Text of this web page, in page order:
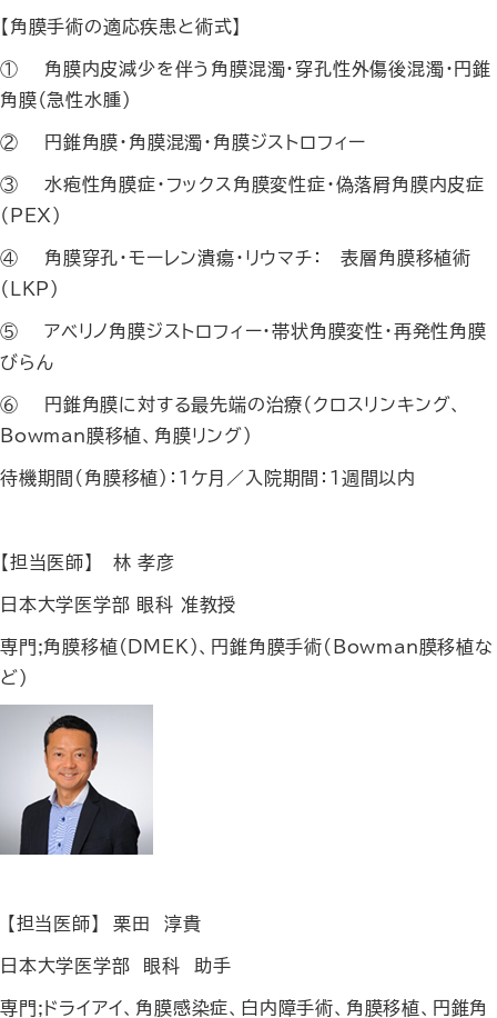
【角膜手術の適応疾患と術式】
①
角膜内皮減少を伴う角膜混濁・穿孔性外傷後混濁・円錐
角膜（急性水腫）
② 円錐角膜・角膜混濁・角膜ジストロフィー
③
水疱性角膜症・フックス角膜変性症・偽落屑角膜内皮症
（PEX）
④
角膜穿孔・モーレン潰瘍・リウマチ： 表層角膜移植術
（LKP）
⑤
アベリノ角膜ジストロフィー・帯状角膜変性・再発性角膜
びらん
⑥
円錐角膜に対する最先端の治療（クロスリンキング、
Bowman膜移植、角膜リング）
待機期間(角膜移植)：1ケ月／入院期間：1週間以内
【担当医師】 林 孝彦
日本大学医学部 眼科 准教授
専門;角膜移植(DMEK)、円錐角膜手術(Bowman膜移植な
ど)
【担当医師】 栗田 淳貴
日本大学医学部 眼科 助手
専門;ドライアイ、角膜感染症、白内障手術、角膜移植、円錐角